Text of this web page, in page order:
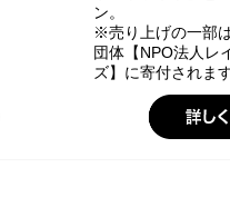
ン。
※売り上げの一部
団体【NPO法人レ
ズ】に寄付されま